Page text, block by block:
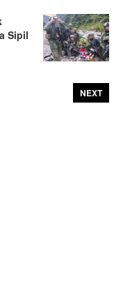
Sipil
NEXT